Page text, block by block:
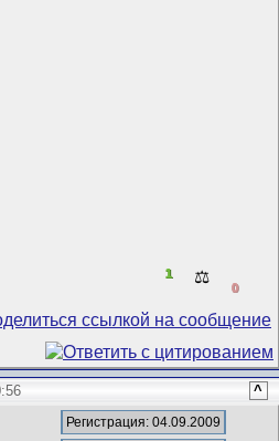
1 ⚖️
0
^
Регистрация: 04.09.2009